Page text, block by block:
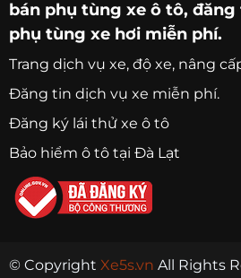
bán phụ tùng xe ô tô, đăng
phụ tùng xe hơi miễn phí.
Trang dịch vụ xe, độ xe, nâng
Đăng tin dịch vụ xe miễn phí.
Đăng ký lái thử xe ô tô
Bảo hiểm ô tô tại Đà Lạt
© Copyright Xe5s.vn All Rights